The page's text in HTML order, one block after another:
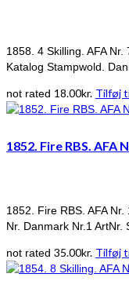
1858. 4 Skilling. AFA
Katalog Stampwold.
not rated 18.00kr. Tilføj
1852. Fire RBS. AFA
1852. Fire RBS. AFA
Nr. Danmark Nr.1 ArtNr.
not rated 35.00kr. Tilføj